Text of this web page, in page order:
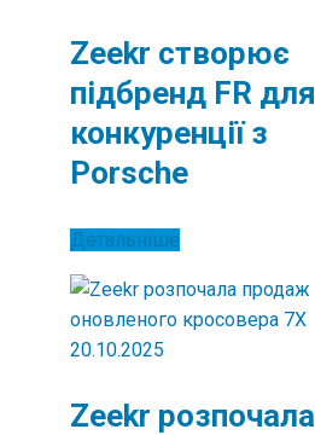
Zeekr створює
підбренд FR для
конкуренції з
Porsche
Детальніше
20.10.2025
Zeekr розпочала